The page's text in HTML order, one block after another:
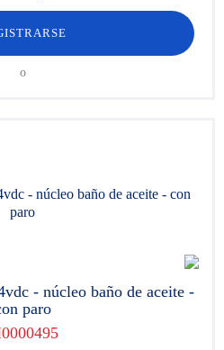
o
- núcleo baño de aceite -
paro